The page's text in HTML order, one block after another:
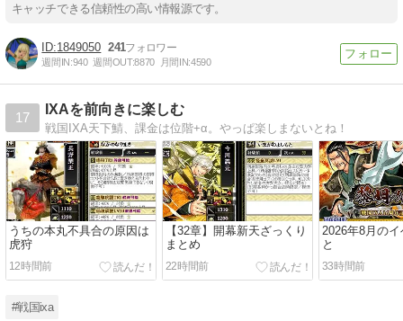
キャッチできる信頼性の高い情報源です。
1849050 241
週間IN:940 週間OUT:8870 月間IN:4590
17
IXAを前向きに楽しむ
戦国IXA天下鯖、課金は位階+α。やっぱ楽しまないとね！
うちの本丸不具合の原因は
虎狩
12時間前
【32章】開幕新天ざっくり
まとめ
22時間前
2026年8月の
と
33時間前
#戦国ixa